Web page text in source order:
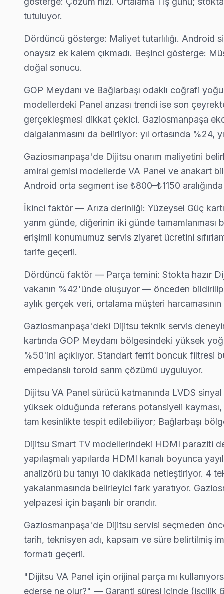
Dijitsu Uzman Teknisyen Ekibi — Gaziosmanpaşa
Cenk D. — Dijitsu Servis Uzmanı
13 yıllık Dijitsu TV tamir deneyimi. Gaziosmanpaşa ve çevre
· Dijitsu fabrika servis sertifikası
· 2010'dan günümüze tüm Dijitsu modelleri
Gaziosmanpaşa Servis İstatistikleri
· Gaziosmanpaşa'de465+Dijitsu TV tamiri
· Müşteri memnuniyeti
· Tüm işlemler 2 yıl garantili
Bu sayfayla ilgili hizmet sayfaları:
↑ Gaziosmanpaşa TV Servis Merkezi
Gaziosmanpaşa Yakın İlçelerde Dijitsu Servisi
· Arnavutköy Dijitsu
· Avcılar Dijitsu
· Bağcılar Dijitsu
· Bakırköy Dijitsu
· Başakşehir Dijitsu
· Bayrampaşa Dijitsu
· Beşiktaş Dijitsu
Gaziosmanpaşa Diğer Marka Servisleri
· Gaziosmanpaşa Sony
· Gaziosmanpaşa Philips
· Gaziosmanpaşa Hi-Level
· Gaziosmanpaşa iFFALCON
· Gaziosmanpaşa Samsung
· Gaziosmanpaşa LG
· Gaziosmanpaşa Panasonic
· Gaziosmanpaşa Toshiba
Dijitsu TV Arızası: Gaziosmanpaşa'de Ne
Gaziosmanpaşa'de Dijitsu TV arızasında
Dijitsu Televizyon Tamiri
✓ Yazılı Garanti Belgesi
✓ Orijinal Yedek Parça
✓ Ücretsiz Arıza Tespiti
Dijitsu Teknoloji Evrimi ve Tamir Gereklilikleri
tutuluyor.
Dördüncü gösterge: Maliyet tutarlılığı. Android
onaysız ek kalem çıkmadı. Beşinci gösterge:
doğal sonucu.
GOP Meydanı ve Bağlarbaşı odaklı coğrafi
modellerdeki Panel arızası trendi ise son
gerçekleşmesi dikkat çekici. Gaziosmanpaşa
dalgalanmasını da belirliyor: yıl ortasında %24,
Gaziosmanpaşa'de Dijitsu onarım maliyetini
amiral gemisi modellerde VA Panel ve anakart
Android orta segment ise ₺800–₺1150 aralığında
İkinci faktör — Arıza derinliği: Yüzeysel Güç
yarım günde, diğerinin iki günde
erişimli konumumuz servis ziyaret ücretini
tarife geçerli.
Dördüncü faktör — Parça temini: Stokta hazır
vakanın %42'ünde oluşuyor — önceden
aylık gerçek veri, ortalama müşteri
Gaziosmanpaşa'deki Dijitsu teknik servis
kartında GOP Meydanı bölgesindeki yüksek
%50'ini açıklıyor. Standart ferrit boncuk filtresi
empedanslı toroid sarım çözümü uyguluyor.
Dijitsu VA Panel sürücü katmanında LVDS
yüksek olduğunda referans potansiyeli
tam kesinlikte tespit edilebiliyor; Bağlarbaşı
Dijitsu Smart TV modellerindeki HDMI paraziti
yapılaşmalı yapılarda HDMI kanalı boyunca
analizörü bu tanıyı 10 dakikada netleştiriyor. 4
yakalanmasında belirleyici fark yaratıyor.
yelpazesi için başarılı bir orandır.
Gaziosmanpaşa'de Dijitsu servisi seçmeden
tarih, teknisyen adı, kapsam ve süre belirtilmiş
formatı geçerli.
"Dijitsu VA Panel için orijinal parça mı
ederse ne olur?" — Garanti süresi içinde (işçilik